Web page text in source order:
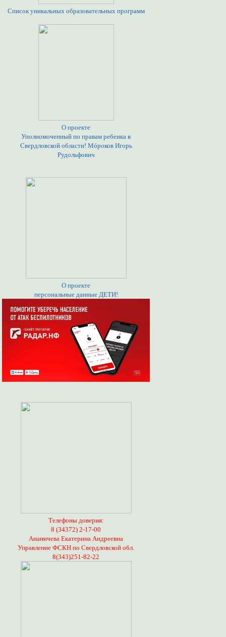
Список уникальных образовательных программ
О проекте
Уполномоченный по правам ребенка в
Свердловской области! Мóроков Игорь
Рудольфович
О проекте
персональные данные ДЕТИ!
Телефоны доверия:
8 (34372) 2-17-00
Ананичева Екатерина Андреевна
Управление ФСКН по Свердловской обл.
8(343)251-82-22